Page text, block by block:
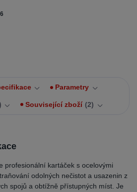
Parametry
Související zboží 2
profesionální kartáček s ocelovými
odolných nečistot a usazenin z
spojů a obtížně přístupných míst. Je